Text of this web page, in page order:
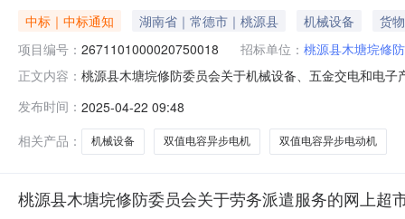
中标｜中标通知 湖南省｜常德市｜桃源县 机械设备
货物
项目编号： 2671101000020750018 招标单位： 桃源县木塘垸修
正文内容： 桃源县木塘垸修防委员会关于机械设备、五金交电和电
划信息：项目所在行政区划编码:430725项目所在行政区
发布时间： 2025-04-22 09:48
相关产品：
机械设备 双值电容异步电机 双值电容异步电动机
桃源县木塘垸修防委员会关于劳务派遣服务的网上超